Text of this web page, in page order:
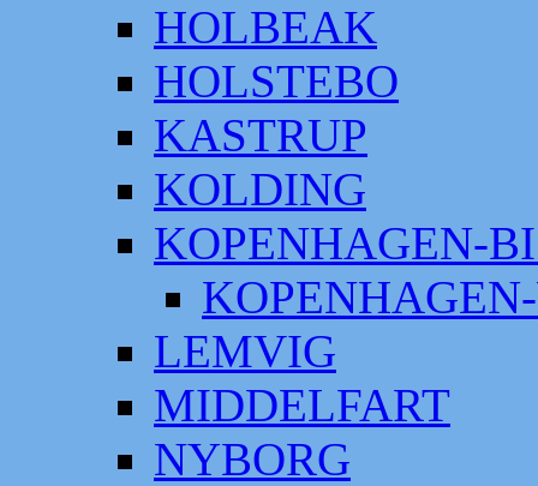
HOLBEAK
HOLSTEBO
KASTRUP
KOLDING
KOPENHAGEN-
LEMVIG
MIDDELFART
NYBORG